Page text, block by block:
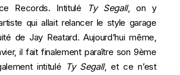
Records. Intitulé Ty Segall, on y
qui allait relancer le style garage
de Jay Reatard. Aujourd’hui même,
il fait finalement paraître son 9ème
intitulé Ty Segall, et ce n’est